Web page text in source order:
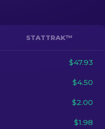
STATTRAK™
$47.93
$4.50
$2.00
$1.98